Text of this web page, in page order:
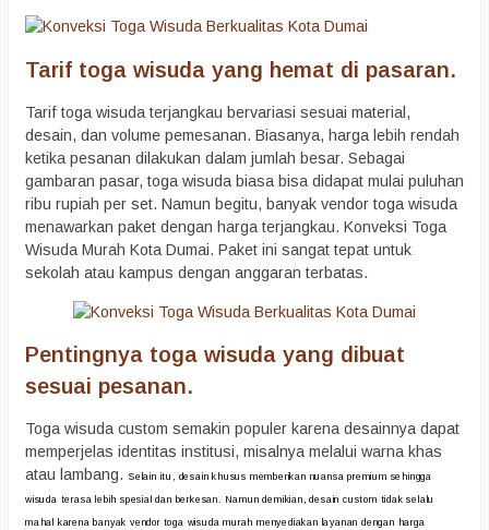
Tarif toga wisuda yang hemat di pasaran.
Tarif toga wisuda terjangkau bervariasi sesuai material,
desain, dan volume pemesanan. Biasanya, harga lebih rendah
ketika pesanan dilakukan dalam jumlah besar. Sebagai
gambaran pasar, toga wisuda biasa bisa didapat mulai puluhan
ribu rupiah per set. Namun begitu, banyak vendor toga wisuda
menawarkan paket dengan harga terjangkau. Konveksi Toga
Wisuda Murah Kota Dumai. Paket ini sangat tepat untuk
sekolah atau kampus dengan anggaran terbatas.
Pentingnya toga wisuda yang dibuat
sesuai pesanan.
Toga wisuda custom semakin populer karena desainnya dapat
memperjelas identitas institusi, misalnya melalui warna khas
atau lambang. Selain itu, desain khusus memberikan nuansa premium sehingga
wisuda terasa lebih spesial dan berkesan. Namun demikian, desain custom tidak selalu
mahal karena banyak vendor toga wisuda murah menyediakan layanan dengan harga